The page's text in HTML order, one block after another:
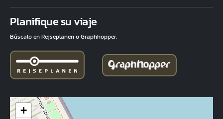
Planifique su viaje
Búscalo en Rejseplanen o Graphhopper.
+